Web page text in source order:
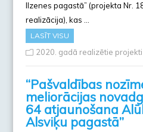
Ilzenes pagastā” (projekta Nr.
realizācija), kas …
LASĪT VISU
2020. gadā realizētie projekti
“Pašvaldības
meliorācijas
64 atjaunošana
Alsviķu pagastā”